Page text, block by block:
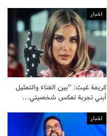
اخبار
كريمة غيث: “بين الغناء والتمثيل
أبني تجربة تعكس شخصيتي…
اخبار